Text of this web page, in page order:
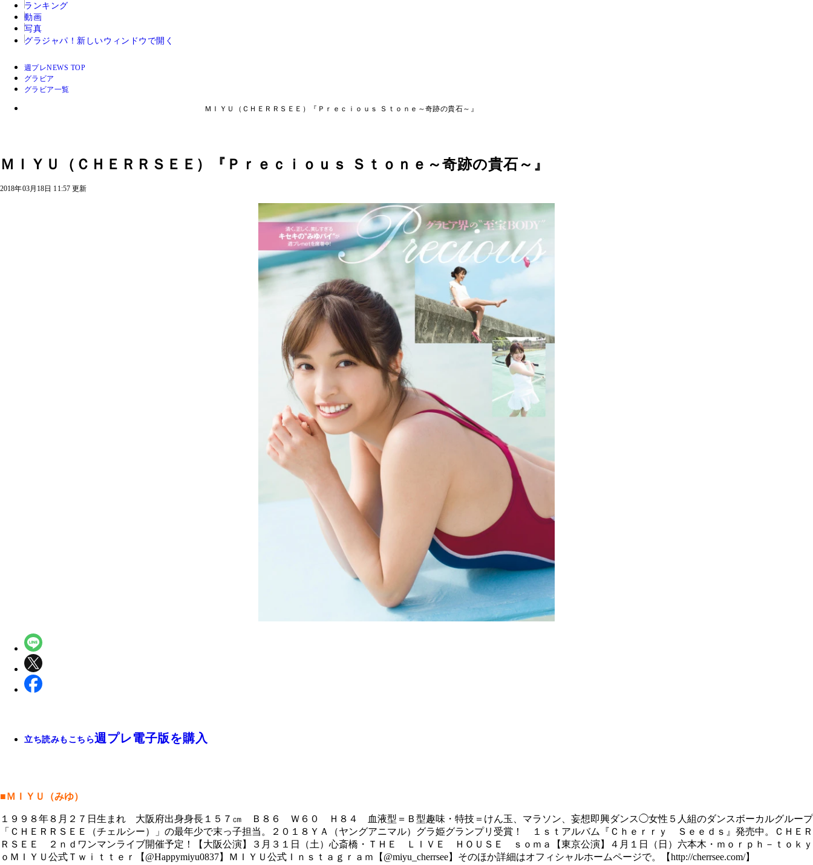
ランキング
動画
写真
グラジャパ！ 新しいウィンドウで開く
週プレNEWS TOP
グラビア
グラビア一覧
ＭＩＹＵ（ＣＨＥＲＲＳＥＥ）『Ｐｒｅｃｉｏｕｓ Ｓｔｏｎｅ～奇跡の貴石～』
ＭＩＹＵ（ＣＨＥＲＲＳＥＥ）『Ｐｒｅｃｉｏｕｓ Ｓｔｏｎｅ～奇跡の貴石～』
2018年03月18日 11:57 更新
立ち読みもこちら週プレ電子版を購入
■ＭＩＹＵ（みゆ）
１９９８年８月２７日生まれ 大阪府出身身長１５７㎝ Ｂ８６ Ｗ６０ Ｈ８４ 血液型＝Ｂ型趣味・特技＝けん玉、マラソン、妄想即興ダンス◯女性５人組のダンスボーカルグループ
「ＣＨＥＲＲＳＥＥ（チェルシー）」の最年少で末っ子担当。２０１８ＹＡ（ヤングアニマル）グラ姫グランプリ受賞！ １ｓｔアルバム『Ｃｈｅｒｒｙ Ｓｅｅｄｓ』発売中。ＣＨＥＲ
ＲＳＥＥ ２ｎｄワンマンライブ開催予定！【大阪公演】３月３１日（土）心斎橋・ＴＨＥ ＬＩＶＥ ＨＯＵＳＥ ｓｏｍａ【東京公演】４月１日（日）六本木・ｍｏｒｐｈ－ｔｏｋｙ
ｏＭＩＹＵ公式Ｔｗｉｔｔｅｒ【@Happymiyu0837】ＭＩＹＵ公式Ｉｎｓｔａｇｒａｍ【@miyu_cherrsee】そのほか詳細はオフィシャルホームページで。【http://cherrsee.com/】